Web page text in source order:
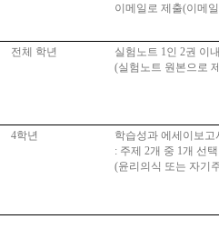
이메일로 제출(이메
전체 학년 실험노트 1인 2권 이
(실험노트 원본으로
4학년
학습성과 에세이보고
: 주제 2개 중 1개 선
(윤리의식 또는 자기